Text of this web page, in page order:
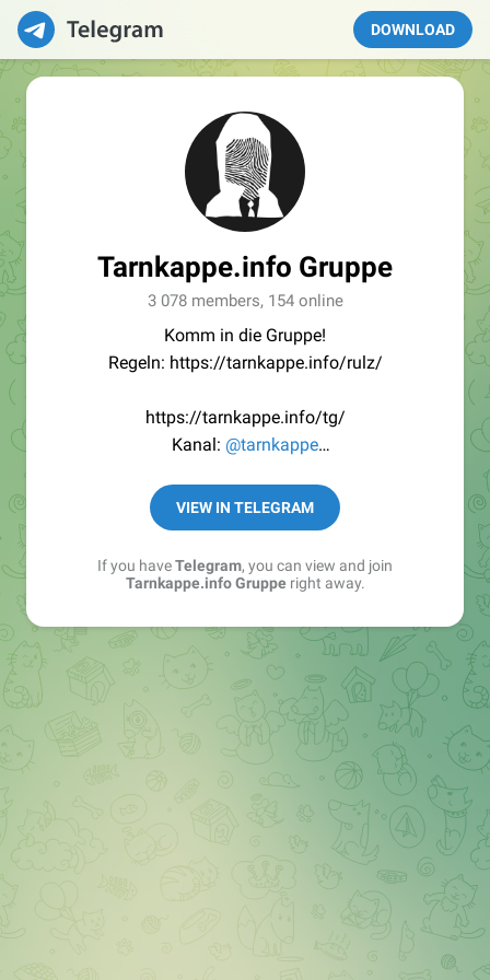
DOWNLOAD
Tarnkappe.info Gruppe
3 078 members, 154 online
Komm in die Gruppe!
Regeln: https://tarnkappe.info/rulz/
https://tarnkappe.info/tg/
Kanal: @tarnkappe
Best of:@bestoftarnkappe
Kochen: https://t.me/+WSW5F1VcmhliMjk6
VIEW IN TELEGRAM
If you haveTelegram, you can view and join
Tarnkappe.info Grupperight away.